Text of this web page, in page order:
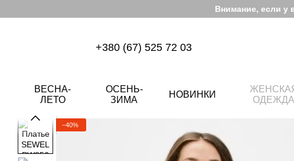
Внимание, если у
+380 (67) 525 72 03
ВЕСНА-
ЛЕТО
ОСЕНЬ-
ЗИМА
НОВИНКИ
ОДЕЖДА
−40%